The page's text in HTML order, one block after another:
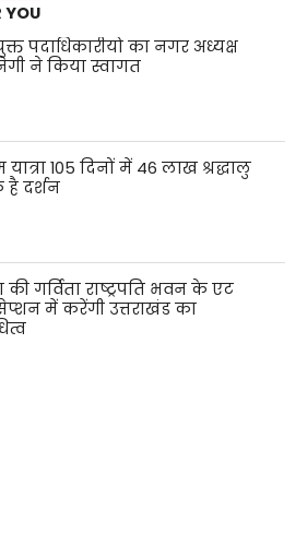
YOU
पदाधिकारीयो का नगर अध्यक्ष
ने किया स्वागत
यात्रा 105 दिनों में 46 लाख श्रद्धालु
दर्शन
की गर्विता राष्ट्रपति भवन के एट
में करेंगी उत्तराखंड का